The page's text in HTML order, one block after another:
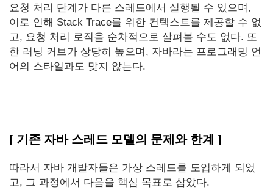
요청 처리 단계가 다른 스레드에서 실행될 수 있으며,
이로 인해 Stack Trace를 위한 컨텍스트를 제공할 수 없
고, 요청 처리 로직을 순차적으로 살펴볼 수도 없다. 또
한 러닝 커브가 상당히 높으며, 자바라는 프로그래밍 언
어의 스타일과도 맞지 않는다.
[ 기존 자바 스레드 모델의 문제와 한계 ]
따라서 자바 개발자들은 가상 스레드를 도입하게 되었
고, 그 과정에서 다음을 핵심 목표로 삼았다.